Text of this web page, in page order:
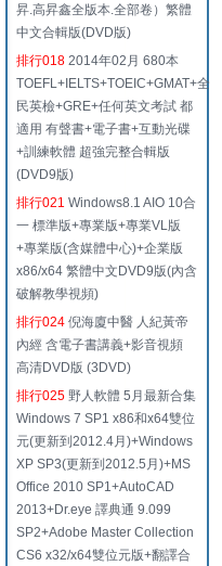
昇.高昇鑫全版本.全部卷）繁體
中文合輯版(DVD版)
排行018 2014年02月 680本
TOEFL+IELTS+TOEIC+GMAT+全
民英檢+GRE+任何英文考試 都
適用 有聲書+電子書+互動光碟
+訓練軟體 超強完整合輯版
(DVD9版)
排行021 Windows8.1 AIO 10合
一 標準版+專業版+專業VL版
+專業版(含媒體中心)+企業版
x86/x64 繁體中文DVD9版(內含
破解教學視頻)
排行024 倪海廈中醫 人紀黃帝
內經 含電子書講義+影音視頻
高清DVD版 (3DVD)
排行025 野人軟體 5月最新合集
Windows 7 SP1 x86和x64雙位
元(更新到2012.4月)+Windows
XP SP3(更新到2012.5月)+MS
Office 2010 SP1+AutoCAD
2013+Dr.eye 譯典通 9.099
SP2+Adobe Master Collection
CS6 x32/x64雙位元版+翻譯合